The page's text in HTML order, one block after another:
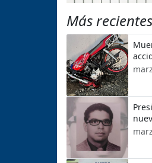
Más recientes
con